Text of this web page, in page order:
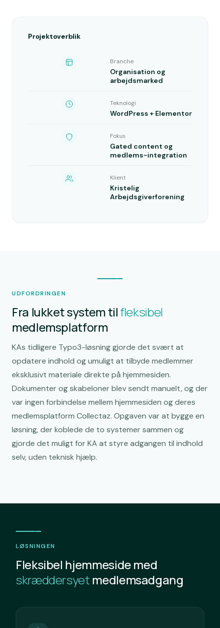
Projektoverblik
Branche
Organisation og
arbejdsmarked
Teknologi
WordPress + Elementor
Fokus
Gated content og
medlems-integration
Klient
Kristelig
Arbejdsgiverforening
UDFORDRINGEN
Fra lukket system tilfleksibel
medlemsplatform
KAs tidligere Typo3-løsning gjorde det svært at
opdatere indhold og umuligt at tilbyde medlemmer
eksklusivt materiale direkte på hjemmesiden.
Dokumenter og skabeloner blev sendt manuelt, og der
var ingen forbindelse mellem hjemmesiden og deres
medlemsplatform Collectaz. Opgaven var at bygge en
løsning, der koblede de to systemer sammen og
gjorde det muligt for KA at styre adgangen til indhold
selv, uden teknisk hjælp.
LØSNINGEN
Fleksibel hjemmeside med
skræddersyetmedlemsadgang